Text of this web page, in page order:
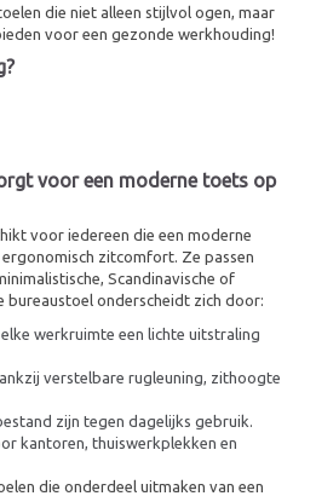
die niet alleen stijlvol ogen, maar
voor een gezonde werkhouding!
voor een moderne toets op
voor iedereen die een moderne
zitcomfort. Ze passen
Scandinavische of
bureaustoel onderscheidt zich door:
werkruimte een lichte uitstraling
verstelbare rugleuning, zithoogte
zijn tegen dagelijks gebruik.
kantoren, thuiswerkplekken en
die onderdeel uitmaken van een